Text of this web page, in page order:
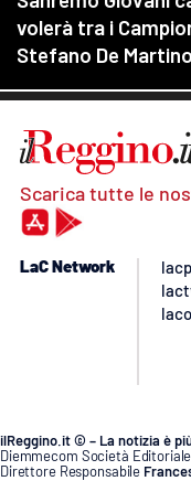
Scarica tutte le
LaC Network
ilReggino.it © – La notizia è
Diemmecom Società
Direttore Responsabile